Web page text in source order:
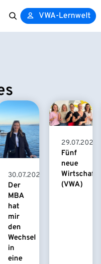
VWA-Lernwelt
30.07.2026
Der
MBA
hat
mir
den
Wechsel
in
eine
29.07.2026
Fünf
neue
(VWA)